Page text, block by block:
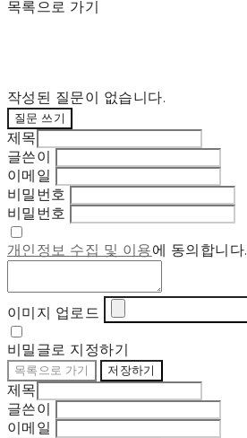
목록으로 가기
작성된 질문이 없습니다.
질문 쓰기
제목
글쓴이
이메일
비밀번호
비밀번호
개인정보 수집 및 이용에 동의합니다.
이미지 업로드
비밀글로 지정하기
목록으로 가기 저장하기
제목
글쓴이
이메일